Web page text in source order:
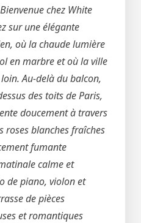
Bienvenue chez White
sur une élégante
où la chaude lumière
en marbre et où la ville
Au-delà du balcon,
des toits de Paris,
doucement à travers
roses blanches fraîches
fumante
calme et
de piano, violon et
de pièces
et romantiques